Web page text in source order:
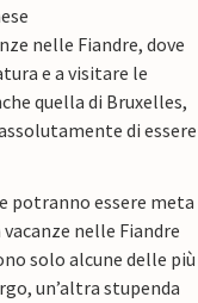
nelle Fiandre, dove
e a visitare le
quella di Bruxelles,
di essere
potranno essere meta
nelle Fiandre
solo alcune delle più
un’altra stupenda